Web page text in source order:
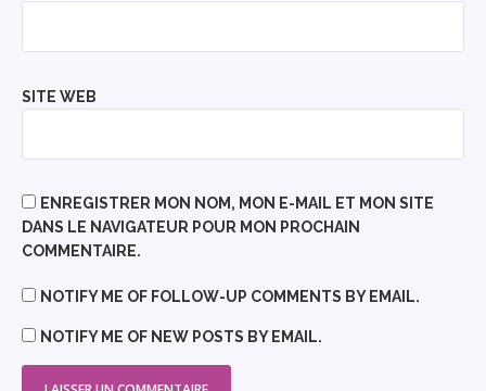
SITE WEB
ENREGISTRER MON NOM, MON E-MAIL ET MON SITE
DANS LE NAVIGATEUR POUR MON PROCHAIN
COMMENTAIRE.
NOTIFY ME OF FOLLOW-UP COMMENTS BY EMAIL.
NOTIFY ME OF NEW POSTS BY EMAIL.